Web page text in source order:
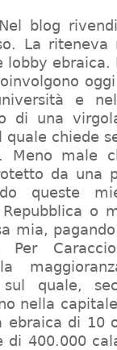
Nel blog
La
ebraica.
e
di una
quale chiede
Meno male
da una
queste
o
mia,
quale,
nella
ebraica di 10
400.000